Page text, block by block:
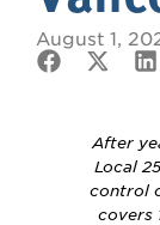
August 1,
After
Local
control
covers